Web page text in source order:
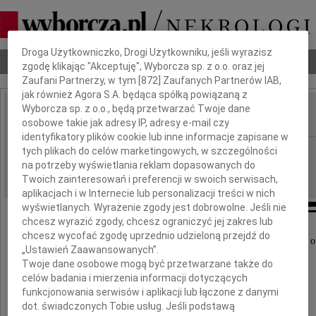
Nekrologi Odeszli Poradnik pogrzebowy
IMIĘ I NAZWISKO:
REGION: cała Polska
DATA EMISJI: 17.11.2009
Z głębokim żalem i smutkiem przyjęliśmy wiadomość
Dbamy o Twoją prywatność
Droga Użytkowniczko, Drogi Użytkowniku, jeśli wyrazisz
zgodę klikając "Akceptuję", Wyborcza sp. z o.o. oraz jej
Zaufani Partnerzy, w tym [872 ] Zaufanych Partnerów IAB,
jak również Agora S.A. będąca spółką powiązaną z
Wyborcza sp. z o.o., będą przetwarzać Twoje dane
osobowe takie jak adresy IP, adresy e-mail czy
identyfikatory plików cookie lub inne informacje zapisane w
tych plikach do celów marketingowych, w szczególności
na potrzeby wyświetlania reklam dopasowanych do
Twoich zainteresowań i preferencji w swoich serwisach,
aplikacjach i w Internecie lub personalizacji treści w nich
wyświetlanych. Wyrażenie zgody jest dobrowolne. Jeśli nie
chcesz wyrazić zgody, chcesz ograniczyć jej zakres lub
chcesz wycofać zgodę uprzednio udzieloną przejdź do
„Ustawień Zaawansowanych”.
Twoje dane osobowe mogą być przetwarzane także do
celów badania i mierzenia informacji dotyczących
funkcjonowania serwisów i aplikacji lub łączone z danymi
dot. świadczonych Tobie usług. Jeśli podstawą